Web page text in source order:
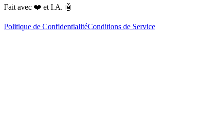
Fait avec ❤️ et I.A. 🤖
Politique de ConfidentialitéConditions de Service